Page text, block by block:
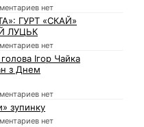
нет
ГУРТ «СКАЙ»
ЛУЦЬК
нет
Ігор Чайка
з Днем
нет
зупинку
нет